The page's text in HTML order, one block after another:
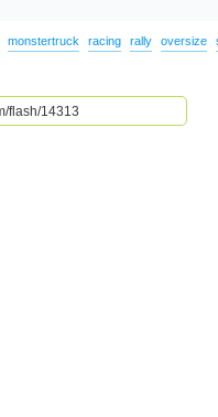
monstertruck racing rally oversize